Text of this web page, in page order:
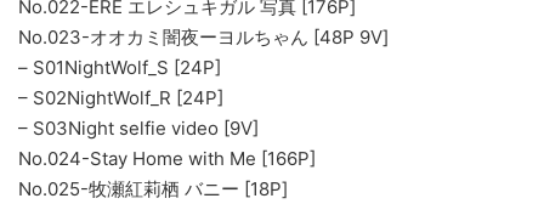
No.022-ERE エレシュキガル 写真 [176P]
No.023-オオカミ闇夜ーヨルちゃん [48P 9V]
– S01NightWolf_S [24P]
– S02NightWolf_R [24P]
– S03Night selfie video [9V]
No.024-Stay Home with Me [166P]
No.025-牧瀬紅莉栖 バニー [18P]